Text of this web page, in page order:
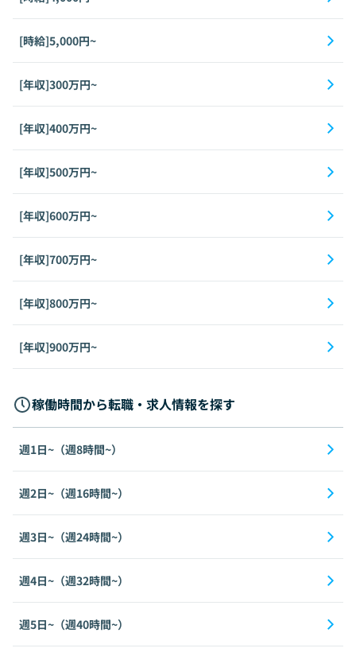
[時給]5,000円~
[年収]300万円~
[年収]400万円~
[年収]500万円~
[年収]600万円~
[年収]700万円~
[年収]800万円~
[年収]900万円~
稼働時間から転職・求人情報を探す
週1日~（週8時間~）
週2日~（週16時間~）
週3日~（週24時間~）
週4日~（週32時間~）
週5日~（週40時間~）